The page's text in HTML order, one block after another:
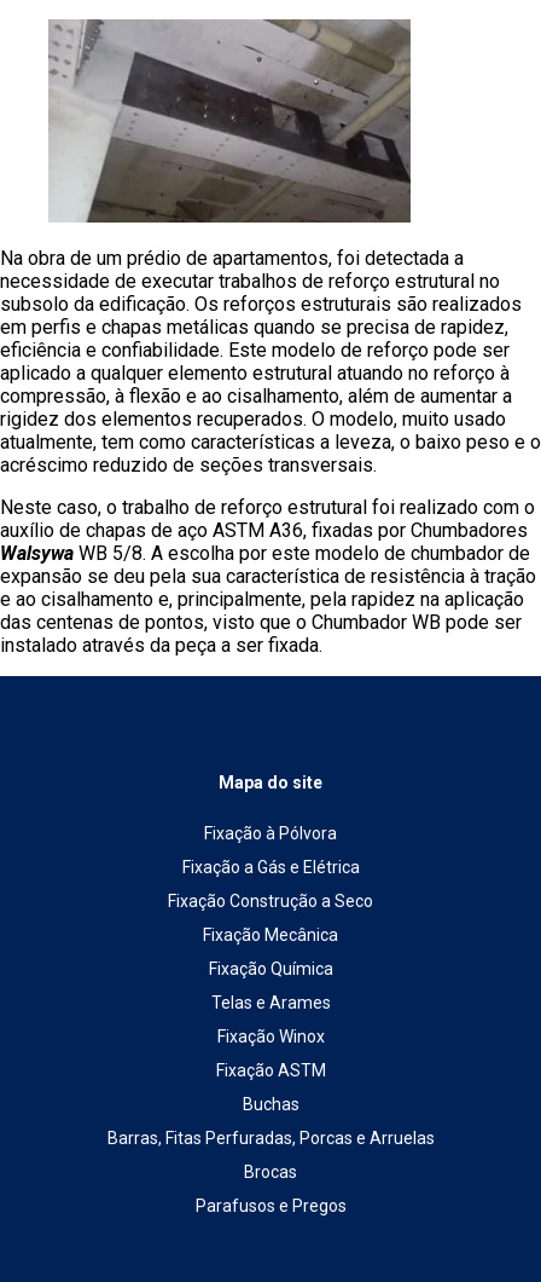
Na obra de um prédio de apartamentos, foi detectada a
necessidade de executar trabalhos de reforço estrutural no
subsolo da edificação. Os reforços estruturais são realizados
em perfis e chapas metálicas quando se precisa de rapidez,
eficiência e confiabilidade. Este modelo de reforço pode ser
aplicado a qualquer elemento estrutural atuando no reforço à
compressão, à flexão e ao cisalhamento, além de aumentar a
rigidez dos elementos recuperados. O modelo, muito usado
atualmente, tem como características a leveza, o baixo peso e o
acréscimo reduzido de seções transversais.
Neste caso, o trabalho de reforço estrutural foi realizado com o
auxílio de chapas de aço ASTM A36, fixadas por Chumbadores
Walsywa WB 5/8. A escolha por este modelo de chumbador de
expansão se deu pela sua característica de resistência à tração
e ao cisalhamento e, principalmente, pela rapidez na aplicação
das centenas de pontos, visto que o Chumbador WB pode ser
instalado através da peça a ser fixada.
Mapa do site
Fixação à Pólvora
Fixação a Gás e Elétrica
Fixação Construção a Seco
Fixação Mecânica
Fixação Química
Telas e Arames
Fixação Winox
Fixação ASTM
Buchas
Barras, Fitas Perfuradas, Porcas e Arruelas
Brocas
Parafusos e Pregos